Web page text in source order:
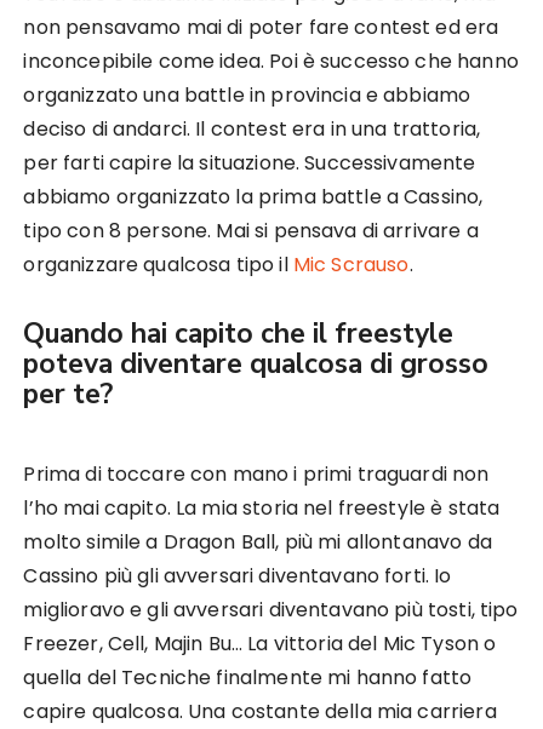
non pensavamo mai di poter fare contest ed era
inconcepibile come idea. Poi è successo che hanno
organizzato una battle in provincia e abbiamo
deciso di andarci. Il contest era in una trattoria,
per farti capire la situazione. Successivamente
abbiamo organizzato la prima battle a Cassino,
tipo con 8 persone. Mai si pensava di arrivare a
organizzare qualcosa tipo il Mic Scrauso.
Quando hai capito che il freestyle
poteva diventare qualcosa di grosso
per te?
Prima di toccare con mano i primi traguardi non
l’ho mai capito. La mia storia nel freestyle è stata
molto simile a Dragon Ball, più mi allontanavo da
Cassino più gli avversari diventavano forti. Io
miglioravo e gli avversari diventavano più tosti, tipo
Freezer, Cell, Majin Bu… La vittoria del Mic Tyson o
quella del Tecniche finalmente mi hanno fatto
capire qualcosa. Una costante della mia carriera